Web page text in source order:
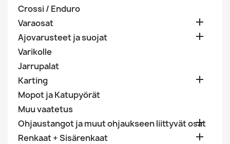
Crossi / Enduro
Varaosat

Ajovarusteet ja suojat 
Varikolle
Jarrupalat
Karting

Mopot ja Katupyörät
Muu vaatetus
Ohjaustangot ja muut ohjaukseen liittyvät osat

Renkaat + Sisärenkaat 